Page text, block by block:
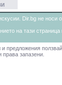
Dir.bg не носи
на тази
предложения
права запазени.